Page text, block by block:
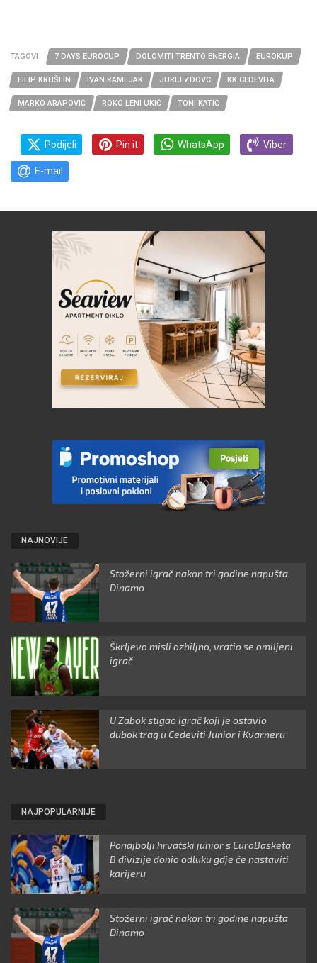
TAGOVI 7 DAYS EUROCUP DOLOMITI TRENTO ENERGIA EUROKUP
FILIP KRUŠLIN IVAN RAMLJAK JURIJ ZDOVC KK CEDEVITA
MARKO ARAPOVIĆ ROKO LENI UKIĆ TONI KATIĆ
Podijeli Pin it WhatsApp Viber
E-mail
NAJNOVIJE
Stožerni igrač nakon tri godine napušta
Dinamo
Škrljevo misli ozbiljno, vratio se omiljeni
igrač
U Zabok stigao igrač koji je ostavio
dubok trag u Cedeviti Junior i Kvarneru
NAJPOPULARNIJE
Ponajbolji hrvatski junior s EuroBasketa
B divizije donio odluku gdje će nastaviti
karijeru
Stožerni igrač nakon tri godine napušta
Dinamo